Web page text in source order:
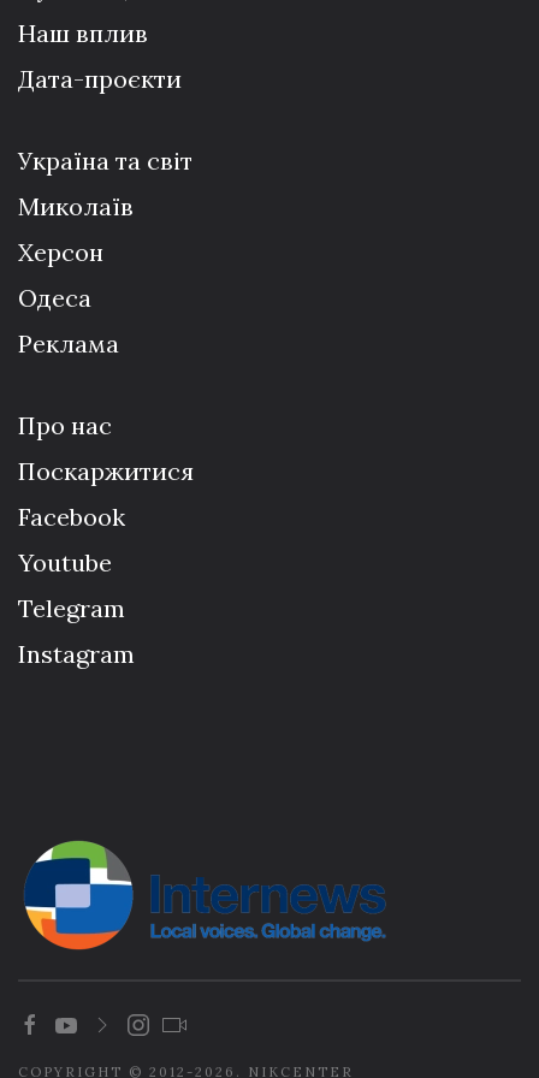
Наш вплив
Дата-проєкти
Україна та світ
Миколаїв
Херсон
Одеса
Реклама
Про нас
Поскаржитися
Facebook
Youtube
Telegram
Instagram
COPYRIGHT © 2012-2026. NIKCENTER